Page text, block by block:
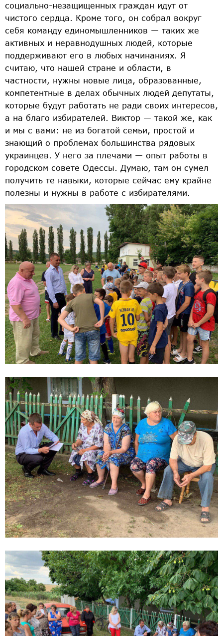
социально-незащищенных граждан идут от
чистого сердца. Кроме того, он собрал вокруг
себя команду единомышленников — таких же
активных и неравнодушных людей, которые
поддерживают его в любых начинаниях. Я
считаю, что нашей стране и области, в
частности, нужны новые лица, образованные,
компетентные в делах обычных людей депутаты,
которые будут работать не ради своих интересов,
а на благо избирателей. Виктор — такой же, как
и мы с вами: не из богатой семьи, простой и
знающий о проблемах большинства рядовых
украинцев. У него за плечами — опыт работы в
городском совете Одессы. Думаю, там он сумел
получить те навыки, которые сейчас ему крайне
полезны и нужны в работе с избирателями.